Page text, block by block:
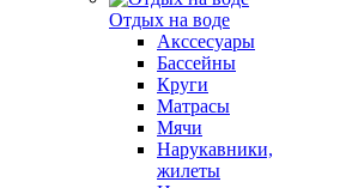
Отдых на воде
Акссесуары
Бассейны
Круги
Матрасы
Мячи
Нарукавники,
жилеты